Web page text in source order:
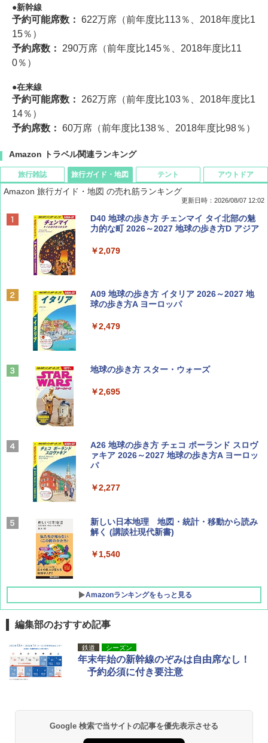
新幹線
予約可能席数： 622万席（前年度比113％、2018年度比1
15％）
予約席数： 290万席（前年度比145％、2018年度比11
0％）
在来線
予約可能席数： 262万席（前年度比103％、2018年度比1
14％）
予約席数： 60万席（前年度比138％、2018年度比98％）
Amazon トラベル関連ランキング
旅行雑誌
ディズニーファン ２０２６年 ９月号 [雑
誌] (ＤＩＳＮＥＹ ＦＡＮ)
￥713
BE-PAL(ビ-パル) 2026年 9 月号【特別付録:
SOTO ミニマル"旅"財布 ランダム2種】
￥1,500
山と溪谷 2026年8月号「南アルプス大全」
￥1,540
Coyote No.89 特集 星野道夫 夢見る旅
￥1,540
AIRLINE（エアライン）2026年9月号【特
集】ボーイング110周年を祝して！
￥1,760
旅行ガイド・地図
Amazon 旅行ガイド・地図 の売れ筋ランキング
更新日時：2026/08/07 12:02
D40 地球の歩き方 チェンマイ タイ北部の魅
力的な町 2026～2027 地球の歩き方D アジア
￥2,079
A09 地球の歩き方 イタリア 2026～2027 地
球の歩き方A ヨーロッパ
￥2,479
地球の歩き方 スター・ウォーズ
￥2,695
A26 地球の歩き方 チェコ ポーランド スロヴ
ァキア 2026～2027 地球の歩き方A ヨーロッ
パ
￥2,277
新しい日本地理 地図・統計・移動から読み
解く (講談社現代新書)
￥1,540
Amazonランキングをもっと見る
テント
[キャンパーズコレクション 山善] ポップアッ
プテント 傘みたいに広げて畳める パッとサ
ッとサンシェード キューブ フルクローズ メ
ッシュ 簡単設置 ワンタッチテント キャンプ
アウトドア
DEWEL パラソル 大型 ビーチ アウトドアパ
ラソル ガーデン サイトシート付 折りたたみ
防水 UVカット 4段階高さ調整 軽量 収納袋付
き
BUNDOK(バンドック)ソロ ドーム 1 EX BDK
編集部のおすすめ記事
鉄道 シーズン
年末年始の新幹線のぞみは自由席なし！
予約必須に付き要注意
Google 検索で当サイトの記事を優先表示させる